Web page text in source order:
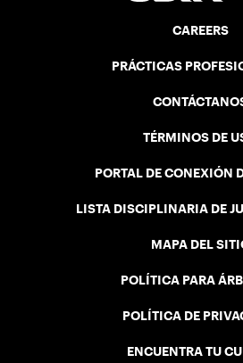
CAREERS
PRÁCTICAS
TÉRMINOS DE
PORTAL DE CONEXIÓN
LISTA DISCIPLINARIA DE
MAPA DEL
POLÍTICA PARA
POLÍTICA DE
ENCUENTRA TU